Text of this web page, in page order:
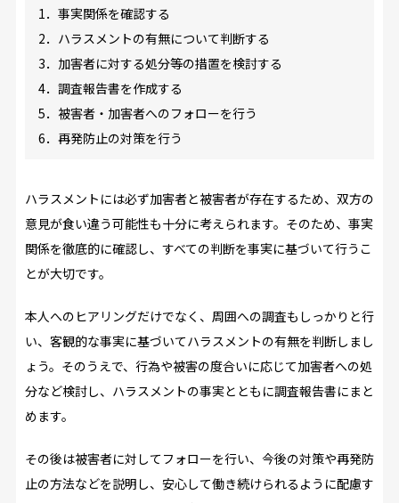
1．事実関係を確認する
2．ハラスメントの有無について判断する
3．加害者に対する処分等の措置を検討する
4．調査報告書を作成する
5．被害者・加害者へのフォローを行う
6．再発防止の対策を行う
ハラスメントには必ず加害者と被害者が存在するため、双方の
意見が食い違う可能性も十分に考えられます。そのため、事実
関係を徹底的に確認し、すべての判断を事実に基づいて行うこ
とが大切です。
本人へのヒアリングだけでなく、周囲への調査もしっかりと行
い、客観的な事実に基づいてハラスメントの有無を判断しまし
ょう。そのうえで、行為や被害の度合いに応じて加害者への処
分など検討し、ハラスメントの事実とともに調査報告書にまと
めます。
その後は被害者に対してフォローを行い、今後の対策や再発防
止の方法などを説明し、安心して働き続けられるように配慮す